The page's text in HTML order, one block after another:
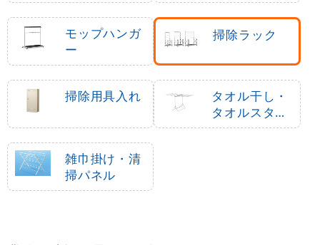
モップハンガ
ー
掃除ラック
掃除用具入れ
タオル干し・
タオルスタン
ド
雑巾掛け・清
掃パネル